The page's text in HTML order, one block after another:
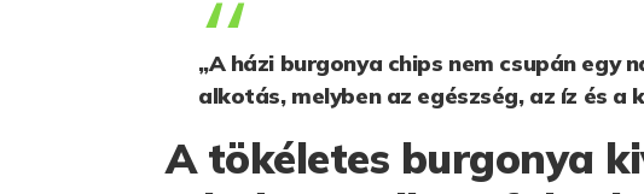
„A házi burgonya chips nem csupán egy
alkotás, melyben az egészség, az íz és
A tökéletes burgonya